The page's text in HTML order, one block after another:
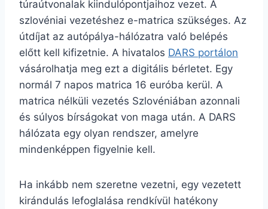
túraútvonalak kiindulópontjaihoz vezet. A
szlovéniai vezetéshez e-matrica szükséges. Az
útdíjat az autópálya-hálózatra való belépés
előtt kell kifizetnie. A hivatalos DARS portálon
vásárolhatja meg ezt a digitális bérletet. Egy
normál 7 napos matrica 16 euróba kerül. A
matrica nélküli vezetés Szlovéniában azonnali
és súlyos bírságokat von maga után. A DARS
hálózata egy olyan rendszer, amelyre
mindenképpen figyelnie kell.
Ha inkább nem szeretne vezetni, egy vezetett
kirándulás lefoglalása rendkívül hatékony